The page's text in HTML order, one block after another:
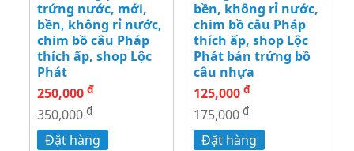
trứng nước, mới,
bền, không rỉ nước,
chim bồ câu Pháp
thích ấp, shop Lộc
Phát
250,000 đ
350,000đ
Đặt hàng
bền, không rỉ nước,
chim bồ câu Pháp
thích ấp, shop Lộc
Phát bán trứng bồ
câu nhựa
125,000 đ
175,000đ
Đặt hàng